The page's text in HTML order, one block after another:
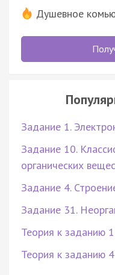
Душевное
Задание 1.
Задание 10.
органических
Задание 4.
Задание 31.
Теория к заданию 1
Теория к заданию 4